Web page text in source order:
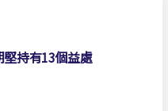
持有13個益處